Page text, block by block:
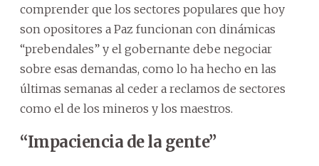
comprender que los sectores populares que hoy
son opositores a Paz funcionan con dinámicas
“prebendales” y el gobernante debe negociar
sobre esas demandas, como lo ha hecho en las
últimas semanas al ceder a reclamos de sectores
como el de los mineros y los maestros.
“Impaciencia de la gente”